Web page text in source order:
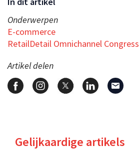
Onderwerpen
E-commerce
RetailDetail Omnichannel Congress
Artikel delen
Gelijkaardige artikels